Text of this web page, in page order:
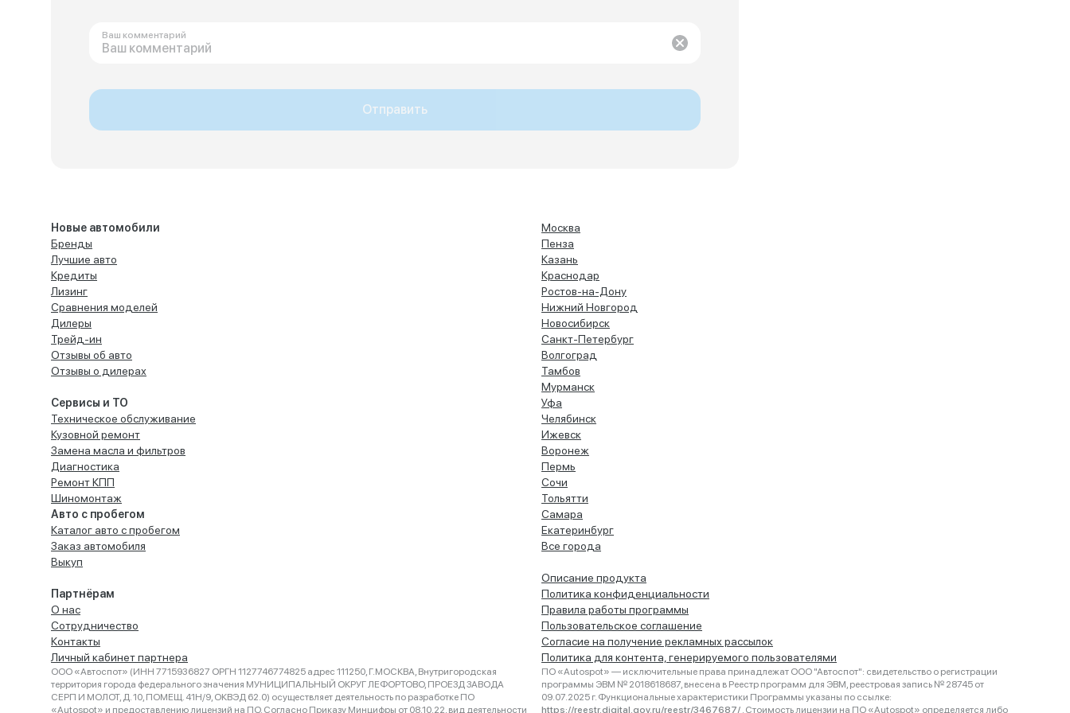
Ваш комментарий
Отправить
Новые автомобили
Бренды
Лучшие авто
Кредиты
Лизинг
Сравнения моделей
Дилеры
Трейд-ин
Отзывы об авто
Отзывы о дилерах
Сервисы и ТО
Техническое обслуживание
Кузовной ремонт
Замена масла и фильтров
Диагностика
Ремонт КПП
Шиномонтаж
Авто с пробегом
Каталог авто с пробегом
Заказ автомобиля
Выкуп
Партнёрам
О нас
Сотрудничество
Контакты
Личный кабинет партнера
Москва
Пенза
Казань
Краснодар
Ростов-на-Дону
Нижний Новгород
Новосибирск
Санкт-Петербург
Волгоград
Тамбов
Мурманск
Уфа
Челябинск
Ижевск
Воронеж
Пермь
Сочи
Тольятти
Самара
Екатеринбург
Все города
Описание продукта
Политика конфиденциальности
Правила работы программы
Пользовательское соглашение
Согласие на получение рекламных рассылок
Политика для контента, генерируемого пользователями
ООО «Автоспот» (ИНН 7715936827 ОРГН 1127746774825 адрес 111250, Г.МОСКВА, Внутригородская
территория города федерального значения МУНИЦИПАЛЬНЫЙ ОКРУГ ЛЕФОРТОВО, ПРОЕЗД ЗАВОДА
СЕРП И МОЛОТ, Д. 10, ПОМЕЩ. 41Н/9, ОКВЭД 62.0) осуществляет деятельность по разработке ПО
«Autospot» и предоставлению лицензий на ПО. Согласно Приказу Минцифры от 08.10.22, вид деятельности
ПО «Autospot» — исключительные права принадлежат ООО "Автоспот": свидетельство о регистрации
программы ЭВМ № 2018618687, внесена в Реестр программ для ЭВМ, реестровая запись № 28745 от
09.07.2025 г. Функциональные характеристики Программы указаны по ссылке:
https://reestr.digital.gov.ru/reestr/3467687/ . Стоимость лицензии на ПО «Autospot» определяется либо